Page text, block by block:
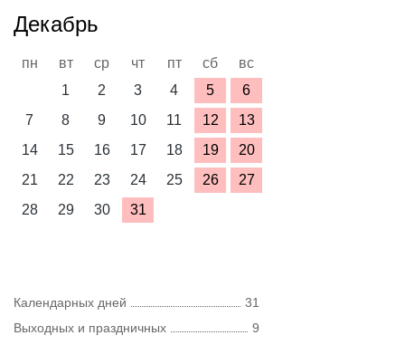
Декабрь
пн вт ср чт пт сб
вс
1
2 3 4 5
6
7
8 9 10 11 12
13
14
15 16 17 18 19
20
21
22 23 24 25 26
27
28
29 30 31
Календарных дней
31
Выходных и праздничных
9